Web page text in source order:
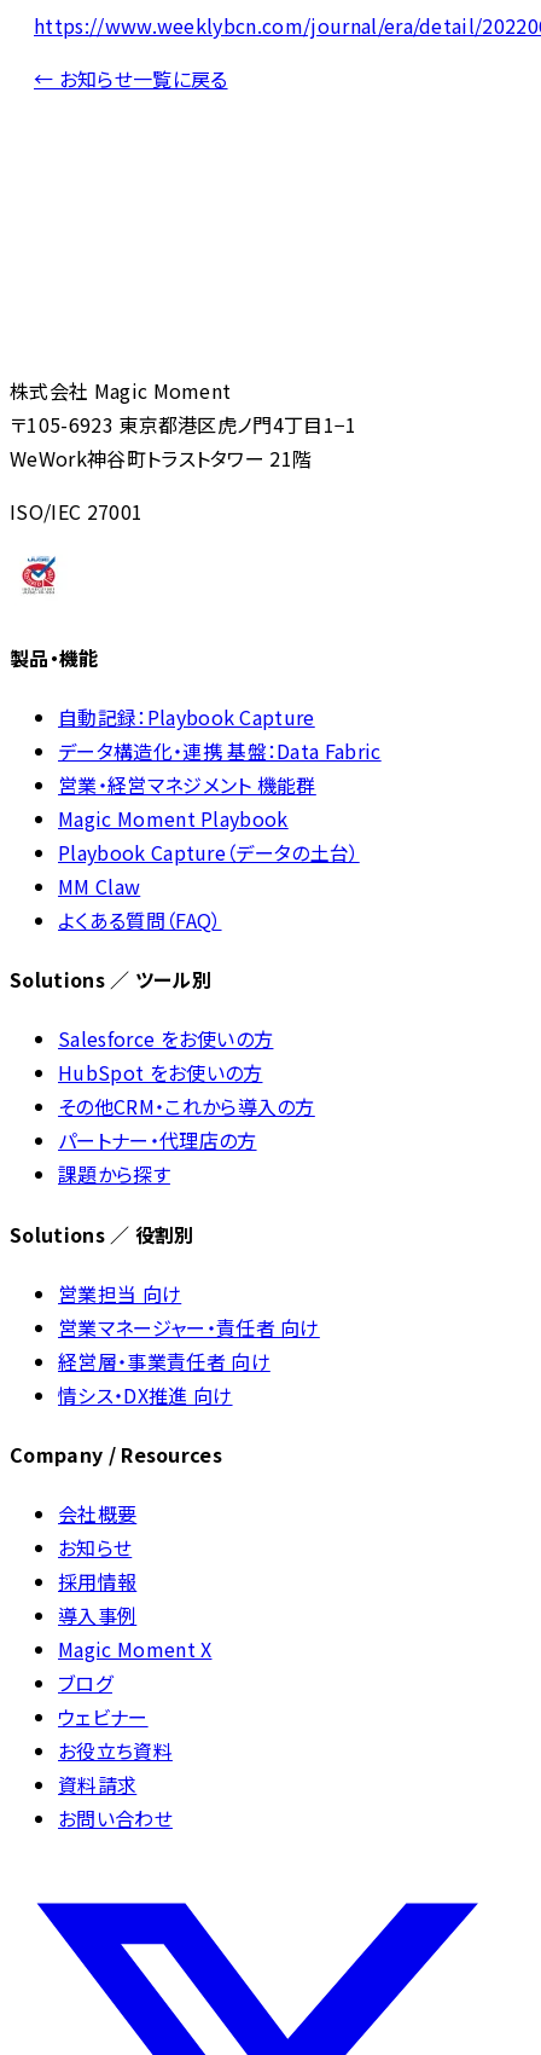
https://www.weeklybcn.com/journal/era/detail/
← お知らせ一覧に戻る
株式会社 Magic Moment
〒105-6923 東京都港区虎ノ門4丁目1−1
WeWork神谷町トラストタワー 21階
ISO/IEC 27001
製品・機能
自動記録：Playbook Capture
データ構造化・連携 基盤：Data Fabric
営業・経営マネジメント 機能群
Magic Moment Playbook
Playbook Capture（データの土台）
MM Claw
よくある質問（FAQ）
Solutions ／ ツール別
Salesforce をお使いの方
HubSpot をお使いの方
その他CRM・これから導入の方
パートナー・代理店の方
課題から探す
Solutions ／ 役割別
営業担当 向け
営業マネージャー・責任者 向け
経営層・事業責任者 向け
情シス・DX推進 向け
Company / Resources
会社概要
お知らせ
採用情報
導入事例
Magic Moment X
ブログ
ウェビナー
お役立ち資料
資料請求
お問い合わせ